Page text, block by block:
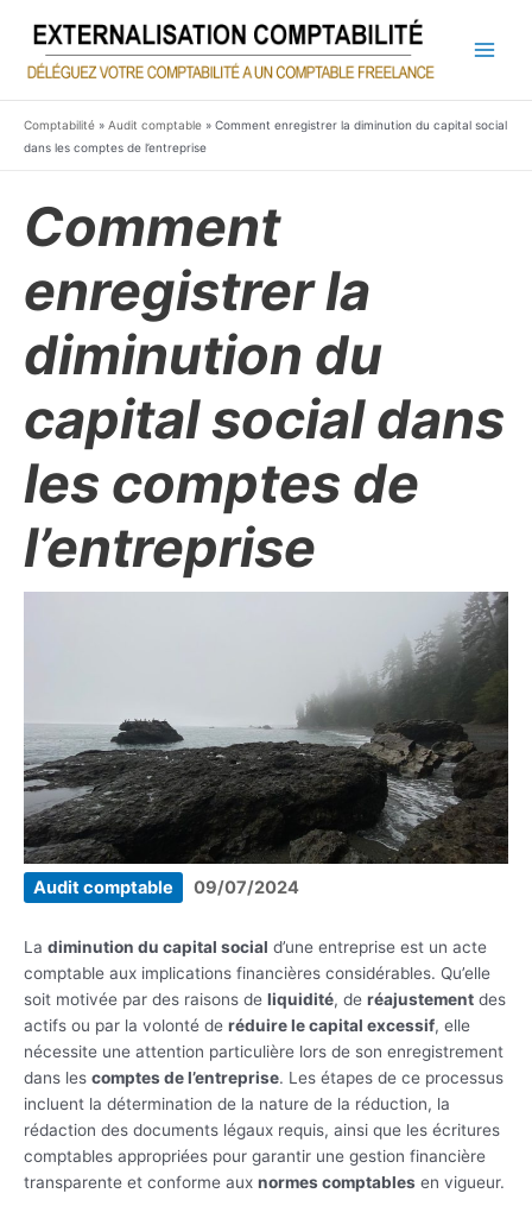
contenu
Comptabilité » Audit comptable » Comment enregistrer la diminution du capital social
dans les comptes de l’entreprise
Comment
enregistrer la
diminution du
capital social dans
les comptes de
l’entreprise
Audit comptable 09/07/2024
La diminution du capital social d’une entreprise est un acte
comptable aux implications financières considérables. Qu’elle
soit motivée par des raisons de liquidité, de réajustement des
actifs ou par la volonté de réduire le capital excessif, elle
nécessite une attention particulière lors de son enregistrement
dans les comptes de l’entreprise. Les étapes de ce processus
incluent la détermination de la nature de la réduction, la
rédaction des documents légaux requis, ainsi que les écritures
comptables appropriées pour garantir une gestion financière
transparente et conforme aux normes comptables en vigueur.